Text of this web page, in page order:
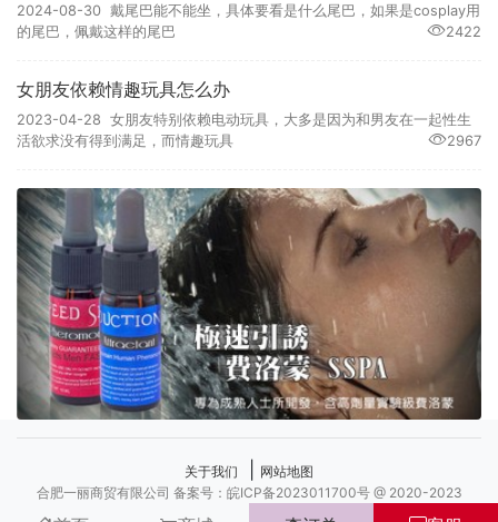
2024-08-30 戴尾巴能不能坐，具体要看是什么尾巴，如果是cosplay用
的尾巴，佩戴这样的尾巴
2422
女朋友依赖情趣玩具怎么办
2023-04-28 女朋友特别依赖电动玩具，大多是因为和男友在一起性生
活欲求没有得到满足，而情趣玩具
2967
关于我们
网站地图
合肥一丽商贸有限公司 备案号：皖ICP备2023011700号 @ 2020-2023